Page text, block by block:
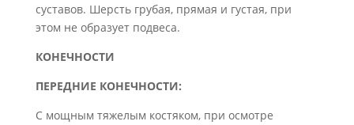
суставов. Шерсть грубая, прямая и густая, при
этом не образует подвеса.
КОНЕЧНОСТИ
ПЕРЕДНИЕ КОНЕЧНОСТИ:
С мощным тяжелым костяком, при осмотре